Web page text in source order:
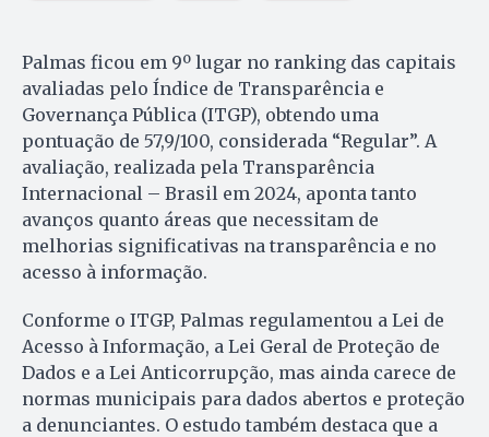
Palmas ficou em 9º lugar no ranking das capitais
avaliadas pelo Índice de Transparência e
Governança Pública (ITGP), obtendo uma
pontuação de 57,9/100, considerada “Regular”. A
avaliação, realizada pela Transparência
Internacional – Brasil em 2024, aponta tanto
avanços quanto áreas que necessitam de
melhorias significativas na transparência e no
acesso à informação.
Conforme o ITGP, Palmas regulamentou a Lei de
Acesso à Informação, a Lei Geral de Proteção de
Dados e a Lei Anticorrupção, mas ainda carece de
normas municipais para dados abertos e proteção
a denunciantes. O estudo também destaca que a